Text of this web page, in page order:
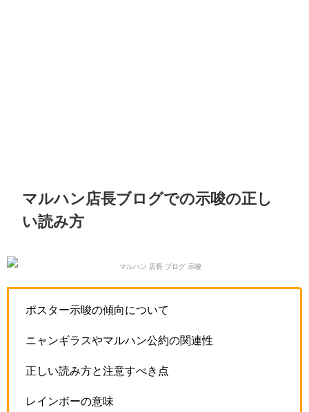
マルハン店長ブログでの示唆の正し
い読み方
ポスター示唆の傾向について
ニャンギラスやマルハン公約の関連性
正しい読み方と注意すべき点
レインボーの意味